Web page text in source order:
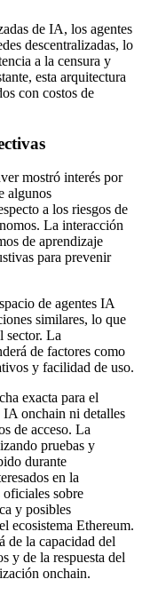
de IA, los agentes
descentralizadas, lo
a la censura y
esta arquitectura
con costos de
mostró interés por
algunos
a los riesgos de
La interacción
de aprendizaje
para prevenir
de agentes IA
similares, lo que
sector. La
de factores como
y facilidad de uso.
exacta para el
IA onchain ni detalles
de acceso. La
pruebas y
durante
en la
oficiales sobre
y posibles
ecosistema Ethereum.
de la capacidad del
y de la respuesta del
onchain.